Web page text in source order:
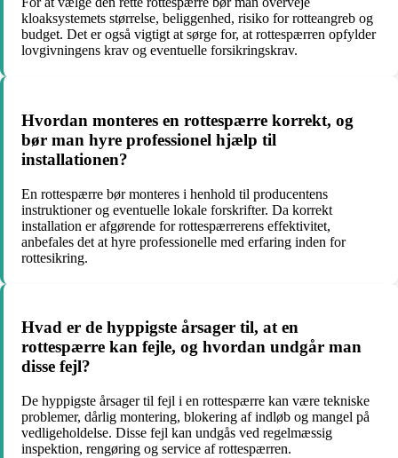
kloaksystemets størrelse, beliggenhed, risiko for rotteangreb og
budget. Det er også vigtigt at sørge for, at rottespærren opfylder
lovgivningens krav og eventuelle forsikringskrav.
Hvordan monteres en rottespærre korrekt, og
bør man hyre professionel hjælp til
installationen?
En rottespærre bør monteres i henhold til producentens
instruktioner og eventuelle lokale forskrifter. Da korrekt
installation er afgørende for rottespærrerens effektivitet,
anbefales det at hyre professionelle med erfaring inden for
rottesikring.
Hvad er de hyppigste årsager til, at en
rottespærre kan fejle, og hvordan undgår man
disse fejl?
De hyppigste årsager til fejl i en rottespærre kan være tekniske
problemer, dårlig montering, blokering af indløb og mangel på
vedligeholdelse. Disse fejl kan undgås ved regelmæssig
inspektion, rengøring og service af rottespærren.